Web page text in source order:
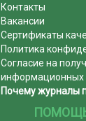
Контакты
Вакансии
Сертификаты
Политика
Согласие на
информационных
Почему журналы